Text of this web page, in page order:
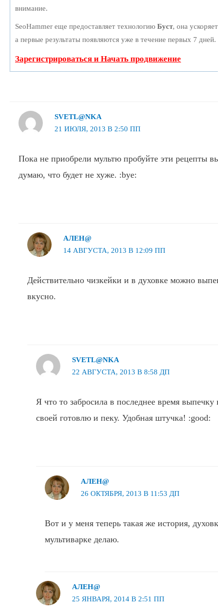
внимание.
SeoHammer еще предоставляет технологию Буст, она
а первые результаты появляются уже в течение первых 7 дней.
Зарегистрироваться и Начать продвижение
SVETL@NKA
21 ИЮЛЯ, 2013 В 2:50 ПП
Пока не приобрели мультю пробуйте эти рецепты
думаю, что будет не хуже. :bye:
АЛЕН@
14 АВГУСТА, 2013 В 12:09 ПП
Действительно чизкейки и в духовке можно
вкусно.
SVETL@NKA
22 АВГУСТА, 2013 В 8:58 ДП
Я что то забросила в последнее время выпечку
своей готовлю и пеку. Удобная штучка! :good:
АЛЕН@
26 ОКТЯБРЯ, 2013 В 11:53 ДП
Вот и у меня теперь такая же история,
мультиварке делаю.
АЛЕН@
25 ЯНВАРЯ, 2014 В 2:51 ПП